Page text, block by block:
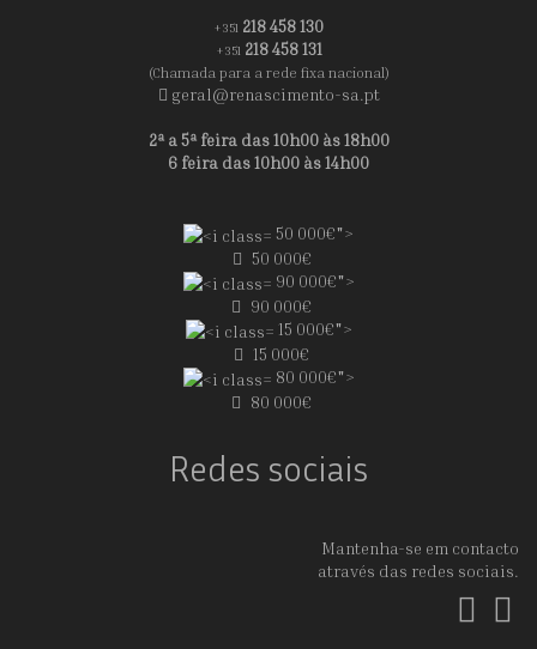
+351 218 458 130
+351 218 458 131
(Chamada para a rede fixa nacional)
geral@renascimento-sa.pt
2ª a 5ª feira das 10h00 às 18h00
6 feira das 10h00 às 14h00
50 000€">
50 000€
90 000€">
90 000€
15 000€">
15 000€
80 000€">
80 000€
Redes sociais
Mantenha-se em contacto
através das redes sociais.